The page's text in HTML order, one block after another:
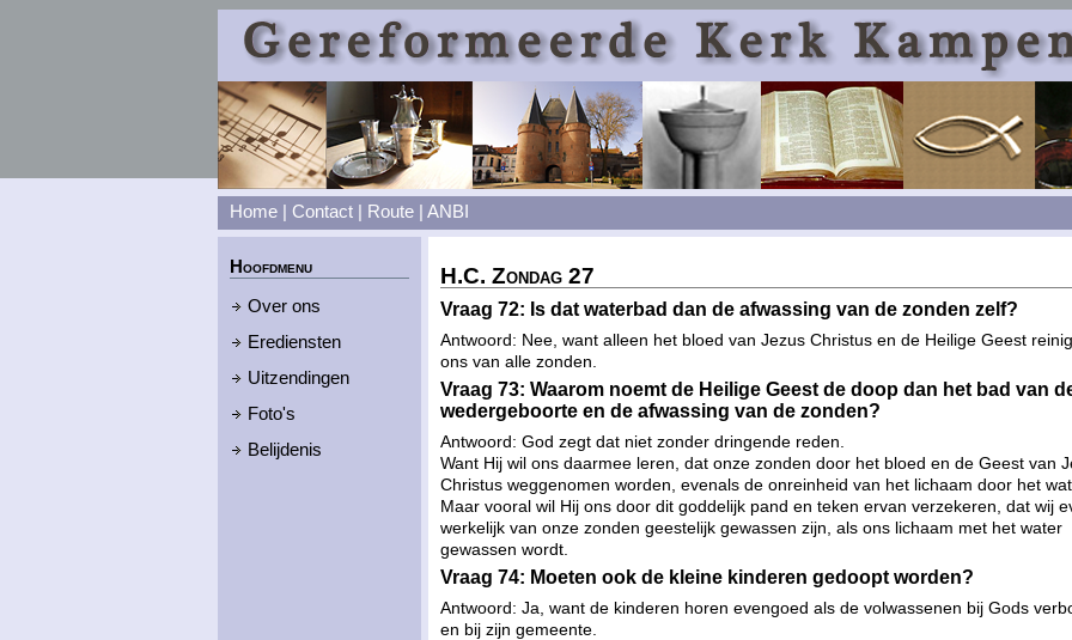
Home | Contact | Route | ANBI
Hoofdmenu
Over ons
Erediensten
Uitzendingen
Foto's
Belijdenis
H.C. Zondag 27
Vraag 72: Is dat waterbad dan de afwassing van de zonden zelf?
Antwoord: Nee, want alleen het bloed van Jezus Christus en de Heilige Geest
ons van alle zonden.
Vraag 73: Waarom noemt de Heilige Geest de doop dan het bad van
wedergeboorte en de afwassing van de zonden?
Antwoord: God zegt dat niet zonder dringende reden.
Want Hij wil ons daarmee leren, dat onze zonden door het bloed en de Geest van
Christus weggenomen worden, evenals de onreinheid van het lichaam door het
Maar vooral wil Hij ons door dit goddelijk pand en teken ervan verzekeren, dat wij
werkelijk van onze zonden geestelijk gewassen zijn, als ons lichaam met het water
gewassen wordt.
Vraag 74: Moeten ook de kleine kinderen gedoopt worden?
Antwoord: Ja, want de kinderen horen evengoed als de volwassenen bij Gods
en bij zijn gemeente.